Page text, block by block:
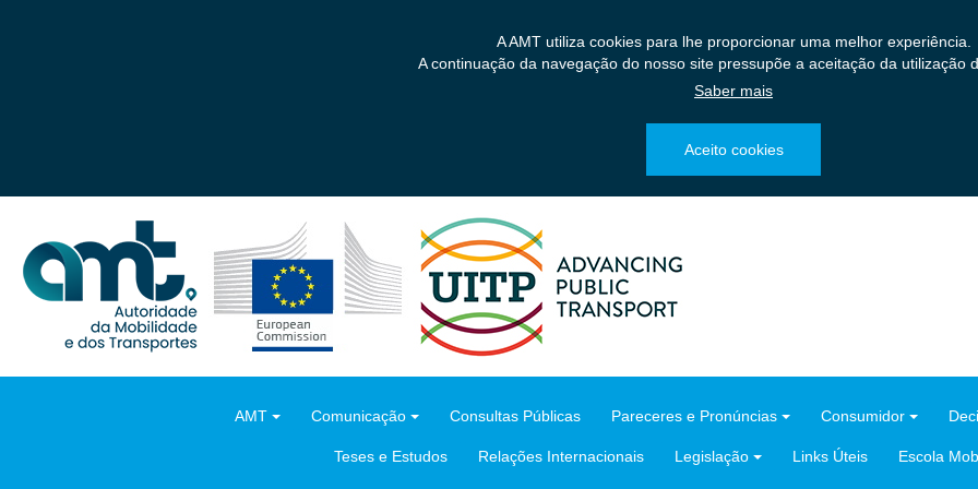
A AMT utiliza cookies para lhe proporcionar uma melhor experiência.
A continuação da navegação do nosso site pressupõe a aceitação da utilização
Saber mais
Aceito cookies
AMT Comunicação Consultas Públicas Pareceres e Pronúncias Consumidor
Teses e Estudos Relações Internacionais Legislação Links Úteis Escola